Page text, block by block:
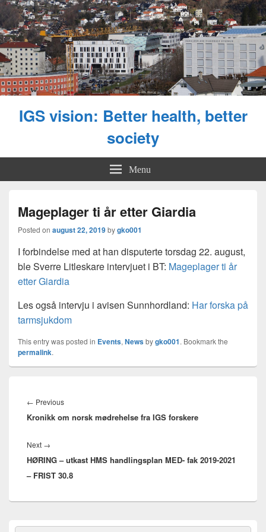
IGS vision: Better health, better
society
Menu
Mageplager ti år etter Giardia
Posted on august 22, 2019bygko001
I forbindelse med at han disputerte torsdag 22. august,
ble Sverre Litleskare intervjuet i BT: Mageplager ti år
etter Giardia
Les også intervju i avisen Sunnhordland: Har forska på
tarmsjukdom
This entry was posted in Events, Newsbygko001. Bookmark the
permalink.
← PreviousPrevious
post:
Kronikk om norsk mødrehelse fra IGS forskere
Next →
post:
HØRING – utkast HMS handlingsplan MED- fak 2019-2021
– FRIST 30.8
Primary